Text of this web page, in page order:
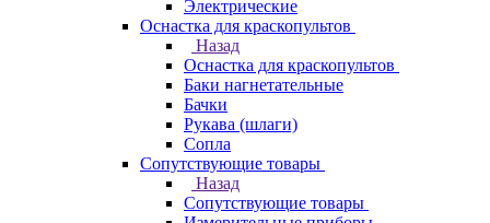
Электрические
Оснастка для краскопультов
Назад
Оснастка для краскопультов
Баки нагнетательные
Бачки
Рукава (шлаги)
Сопла
Сопутствующие товары
Назад
Сопутствующие товары